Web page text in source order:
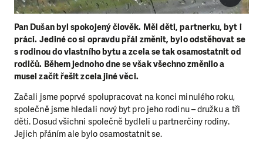
Pan Dušan byl spokojený člověk. Měl děti, partnerku, byt i
práci. Jediné co si opravdu přál změnit, bylo odstěhovat se
s rodinou do vlastního bytu a zcela se tak osamostatnit od
rodičů. Během jednoho dne se však všechno změnilo a
musel začít řešit zcela jiné věci.
Začali jsme poprvé spolupracovat na konci minulého roku,
společně jsme hledali nový byt pro jeho rodinu – družku a tři
děti. Dosud všichni společně bydleli u partnerčiny rodiny.
Jejich přáním ale bylo osamostatnit se.